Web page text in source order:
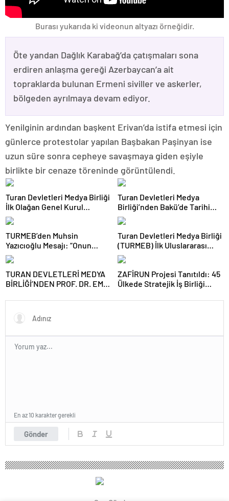
Burası yukarıda ki videonun altyazı örneğidir.
Öte yandan Dağlık Karabağ’da çatışmaları sona
erdiren anlaşma gereği Azerbaycan’a ait
topraklarda bulunan Ermeni siviller ve askerler,
bölgeden ayrılmaya devam ediyor.
Yenilginin ardından başkent Erivan’da istifa etmesi için
günlerce protestolar yapılan Başbakan Paşinyan ise
uzun süre sonra cepheye savaşmaya giden eşiyle
birlikte bir cenaze töreninde görüntülendi.
Turan Devletleri Medya Birliği
İlk Olağan Genel Kurul
Toplantısını Gerçekleştirdi
Turan Devletleri Medya
Birliği’nden Bakü’de Tarihi
Adım
TURMEB’den Muhsin
Yazıcıoğlu Mesajı: “Onun
Büyük Birlik İdeali Türk
Dünyasına Işık Tutuyor”
Turan Devletleri Medya Birliği
(TURMEB) İlk Uluslararası
Medya Buluşmasını Bakü’de
Gerçekleştiriyor
TURAN DEVLETLERİ MEDYA
BİRLİĞİ’NDEN PROF. DR. EMİN
ZAFİRUN Projesi Tanıtıldı: 45
Ülkede Stratejik İş Birliği
Gönder
En az 10 karakter gerekli